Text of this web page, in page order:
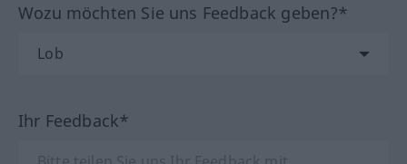
Wozu möchten Sie uns Feedback geben?*
Ihr Feedback*